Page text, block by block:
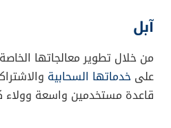
آبل
على خدماتها السحابية
قاعدة مستخدمين واسعة وولاء